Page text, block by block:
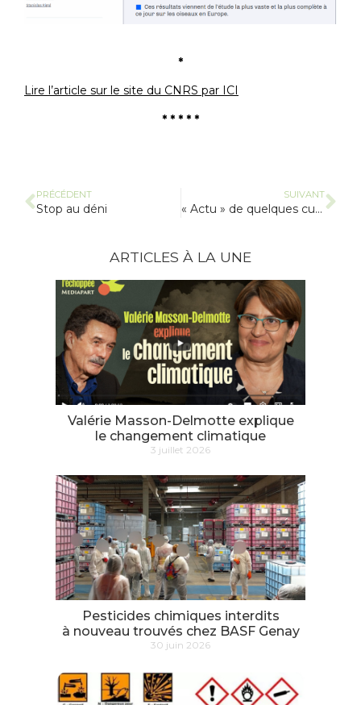
*
Lire l’article sur le site du CNRS par ICI
* * * * *
PRÉCÉDENT
Stop au déni
SUIVANT
« Actu » de quelques curetons décédés
ARTICLES À LA UNE
Valérie Masson-Delmotte explique
le changement climatique
3 juillet 2026
Pesticides chimiques interdits
à nouveau trouvés chez BASF Genay
30 juin 2026